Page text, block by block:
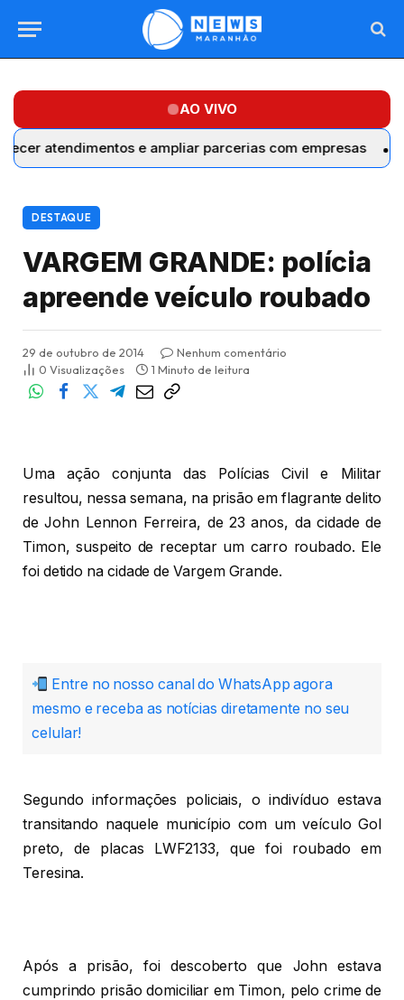
AO VIVO
e ampliar parcerias com empresas
DESTAQUE
VARGEM GRANDE: polícia
apreende veículo roubado
29 de outubro de 2014
Nenhum comentário
0 Visualizações 1 Minuto de leitura
Uma ação conjunta das Polícias Civil e Militar
resultou, nessa semana, na prisão em flagrante delito
de John Lennon Ferreira, de 23 anos, da cidade de
Timon, suspeito de receptar um carro roubado. Ele
foi detido na cidade de Vargem Grande.
Entre no nosso canal do WhatsApp agora
mesmo e receba as notícias diretamente no seu
celular!
Segundo informações policiais, o indivíduo estava
transitando naquele município com um veículo Gol
preto, de placas LWF2133, que foi roubado em
Teresina.
Após a prisão, foi descoberto que John estava
cumprindo prisão domiciliar em Timon, pelo crime de